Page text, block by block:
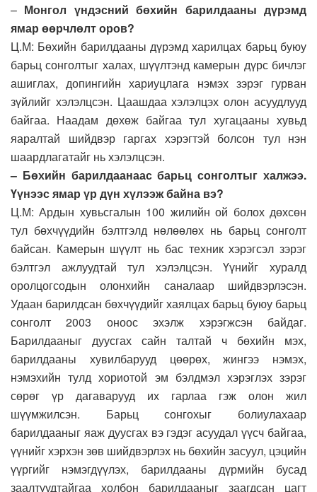
– Монгол үндэсний бөхийн барилдааны дүрэмд
ямар өөрчлөлт оров?
Ц.М: Бөхийн барилдааны дүрэмд харилцах барьц буюу
барьц сонголтыг халах, шүүлтэнд камерын дүрс бичлэг
ашиглах, допингийн хариуцлага нэмэх зэрэг гурван
зүйлийг хэлэлцсэн. Цаашдаа хэлэлцэх олон асуудлууд
байгаа. Наадам дөхөж байгаа тул хугацааны хувьд
яаралтай шийдвэр гаргах хэрэгтэй болсон тул нэн
шаардлагатайг нь хэлэлцсэн.
– Бөхийн барилдаанаас барьц сонголтыг халжээ.
Үүнээс ямар үр дүн хүлээж байна вэ?
Ц.М: Ардын хувьсгалын 100 жилийн ой болох дөхсөн
тул бөхчүүдийн бэлтгэлд нөлөөлөх нь барьц сонголт
байсан. Камерын шүүлт нь бас техник хэрэгсэл зэрэг
бэлтгэл ажлуудтай тул хэлэлцсэн. Үүнийг хуралд
оролцогсодын олонхийн саналаар шийдвэрлэсэн.
Удаан барилдсан бөхчүүдийг хаялцах барьц буюу барьц
сонголт 2003 оноос эхэлж хэрэгжсэн байдаг.
Барилдааныг дуусгах сайн талтай ч бөхийн мэх,
барилдааны хувилбарууд цөөрөх, жингээ нэмэх,
нэмэхийн тулд хориотой эм бэлдмэл хэрэглэх зэрэг
сөрөг үр дагаварууд их гарлаа гэж олон жил
шүүмжилсэн. Барьц сонгохыг болиулахаар
барилдааныг яаж дуусгах вэ гэдэг асуудал үүсч байгаа,
үүнийг хэрхэн зөв шийдвэрлэх нь бөхийн засуул, цэцийн
үүргийг нэмэгдүүлэх, барилдааны дүрмийн бусад
заалтуудтайгаа холбон барилдааныг заагдсан цагт